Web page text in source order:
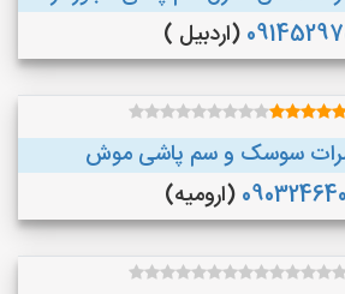
(اردبیل )
سوسک و سم پاشی موش
(ارومیه)